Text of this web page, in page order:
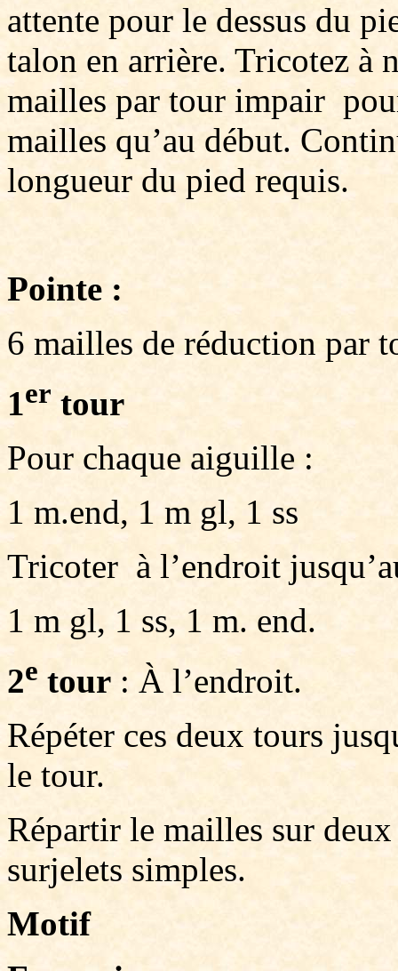
attente pour le dessus du
talon en arrière. Tricotez à
mailles par tour impair
mailles qu’au début.
longueur du pied requis.
Pointe :
6 mailles de réduction par
1er tour
Pour chaque aiguille :
1 m.end, 1 m gl, 1 ss
Tricoter à l’endroit
1 m gl, 1 ss, 1 m. end.
2e tour : À l’endroit.
Répéter ces deux tours
le tour.
Répartir le mailles sur
surjelets simples.
Motif